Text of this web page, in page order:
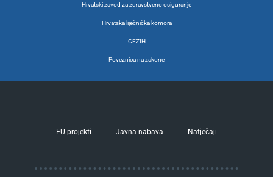
Hrvatski zavod za zdravstveno osiguranje
Hrvatska liječnička komora
CEZIH
Poveznica na zakone
EU projekti Javna nabava Natječaji